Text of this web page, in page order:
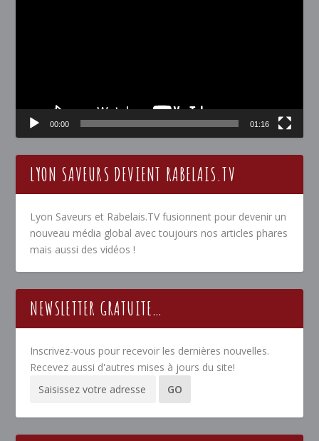
00:00 01:16
LYON SAVEURS DEVIENT RABELAIS.TV
Lyon Saveurs et Rabelais.TV fusionnent pour devenir un
nouveau média global avec toujours nos articles phares
mais aussi des vidéos !
NEWSLETTER GRATUITE…
Inscrivez-vous pour recevoir les dernières nouvelles.
Recevez aussi d'autres mises à jours du site!